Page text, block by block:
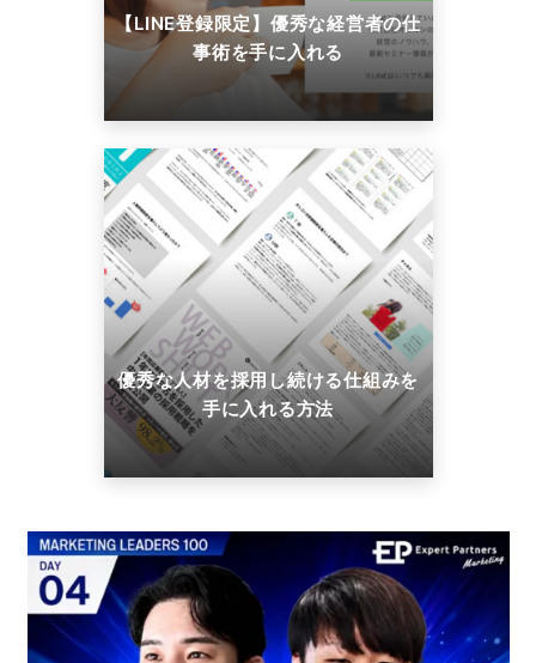
【LINE登録限定】優秀な経営者の仕
事術を手に入れる
優秀な人材を採用し続ける仕組みを
手に入れる方法